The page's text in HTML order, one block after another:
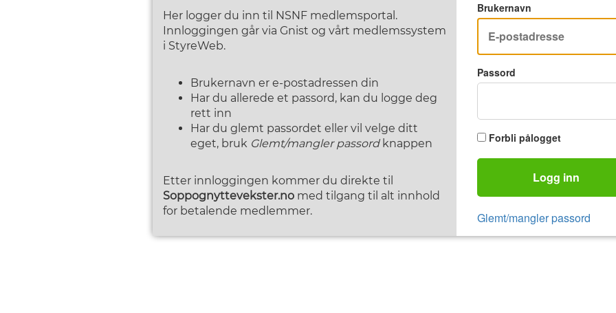
Her logger du inn til NSNF medlemsportal.
Innloggingen går via Gnist og vårt medlemssystem
i StyreWeb.
Brukernavn er e-postadressen din
Har du allerede et passord, kan du logge deg
rett inn
Har du glemt passordet eller vil velge ditt
eget, bruk Glemt/mangler passordknappen
Etter innloggingen kommer du direkte til
Soppognyttevekster.no med tilgang til alt innhold
for betalende medlemmer.
Brukernavn
Passord
Forbli pålogget
Logg inn
Glemt/mangler passord